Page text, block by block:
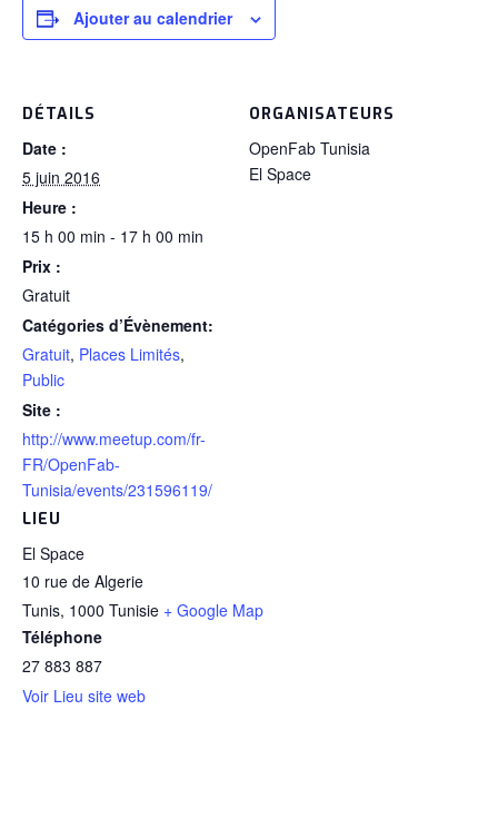
Ajouter au calendrier
DÉTAILS
Date :
5 juin 2016
Heure :
15 h 00 min - 17 h 00 min
Prix :
Gratuit
Catégories d’Évènement:
Gratuit, Places Limités,
Public
Site :
http://www.meetup.com/fr-
FR/OpenFab-
Tunisia/events/231596119/
LIEU
El Space
10 rue de Algerie
Tunis, 1000 Tunisie + Google Map
Téléphone
27 883 887
Voir Lieu site web
ORGANISATEURS
OpenFab Tunisia
El Space